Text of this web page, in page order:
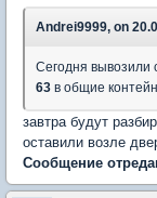
Andrei9999, on
Сегодня вывозили
63 в общие
завтра будут
оставили возле
Сообщение